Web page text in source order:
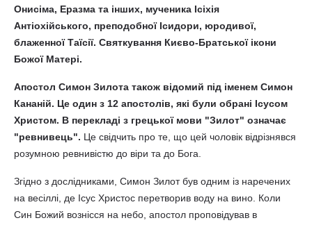
Онисіма, Еразма та інших, мученика Ісіхія
Антіохійського, преподобної Ісидори, юродивої,
блаженної Таїсії. Святкування Києво-Братської ікони
Божої Матері.
Апостол Симон Зилота також відомий під іменем Симон
Кананій. Це один з 12 апостолів, які були обрані Ісусом
Христом. В перекладі з грецької мови "Зилот" означає
"ревнивець". Це свідчить про те, що цей чоловік відрізнявся
розумною ревнивістю до віри та до Бога.
Згідно з дослідниками, Симон Зилот був одним із наречених
на весіллі, де Ісус Христос перетворив воду на вино. Коли
Син Божий вознісся на небо, апостол проповідував в